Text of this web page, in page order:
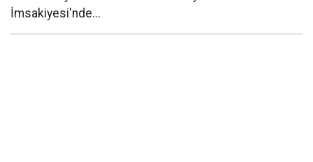
İmsakiyesi'nde...